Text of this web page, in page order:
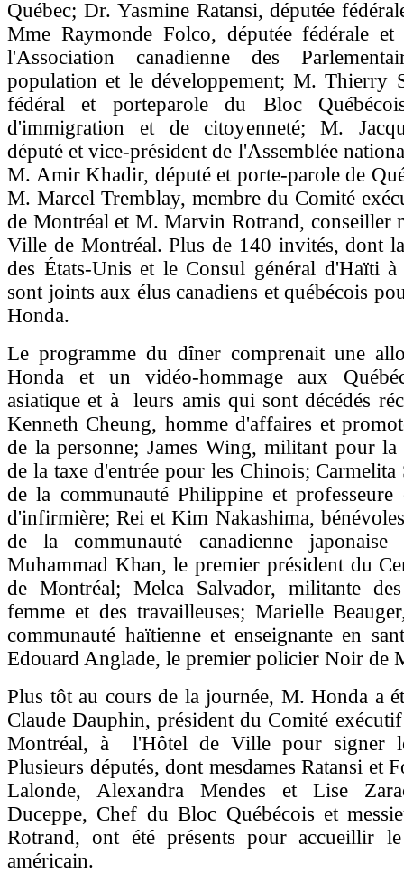
Québec; Dr. Yasmine Ratansi, députée
Mme Raymonde Folco, députée fédérale et
l'Association canadienne des
population et le développement; M. Thierry
fédéral et porteparole du Bloc
d'immigration et de citoyenneté; M.
député et vice-président de l'Assemblée
M. Amir Khadir, député et porte-parole de
M. Marcel Tremblay, membre du Comité
de Montréal et M. Marvin Rotrand, conseiller
Ville de Montréal. Plus de 140 invités, dont
des États-Unis et le Consul général d'Haïti
sont joints aux élus canadiens et québécois
Honda.
Le programme du dîner comprenait une
Honda et un vidéo-hommage aux
asiatique et à leurs amis qui sont décédés
Kenneth Cheung, homme d'affaires et
de la personne; James Wing, militant pour la
de la taxe d'entrée pour les Chinois; Carmelita
de la communauté Philippine et professeure
d'infirmière; Rei et Kim Nakashima,
de la communauté canadienne japonaise
Muhammad Khan, le premier président du
de Montréal; Melca Salvador, militante
femme et des travailleuses; Marielle
communauté haïtienne et enseignante en
Edouard Anglade, le premier policier Noir de
Plus tôt au cours de la journée, M. Honda a
Claude Dauphin, président du Comité
Montréal, à l'Hôtel de Ville pour signer
Plusieurs députés, dont mesdames Ratansi et
Lalonde, Alexandra Mendes et Lise
Duceppe, Chef du Bloc Québécois et
Rotrand, ont été présents pour accueillir le
américain.